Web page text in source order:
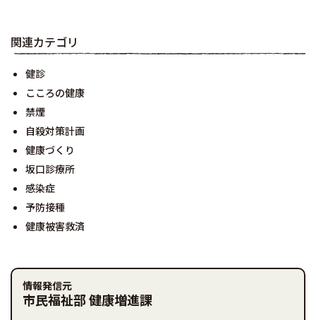
関連カテゴリ
健診
こころの健康
禁煙
自殺対策計画
健康づくり
坂口診療所
感染症
予防接種
健康被害救済
情報発信元
市民福祉部 健康増進課